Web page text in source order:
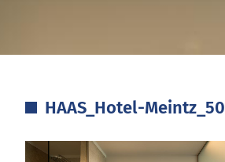
KARRIERE
KONTAKT
HAAS_Hotel-Meintz_50